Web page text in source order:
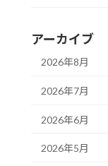
アーカイブ
2026年8月
2026年7月
2026年6月
2026年5月